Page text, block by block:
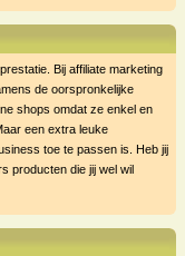
Bij affiliate marketing
de oorspronkelijke
shops omdat ze enkel en
een extra leuke
toe te passen is. Heb jij
producten die jij wel wil